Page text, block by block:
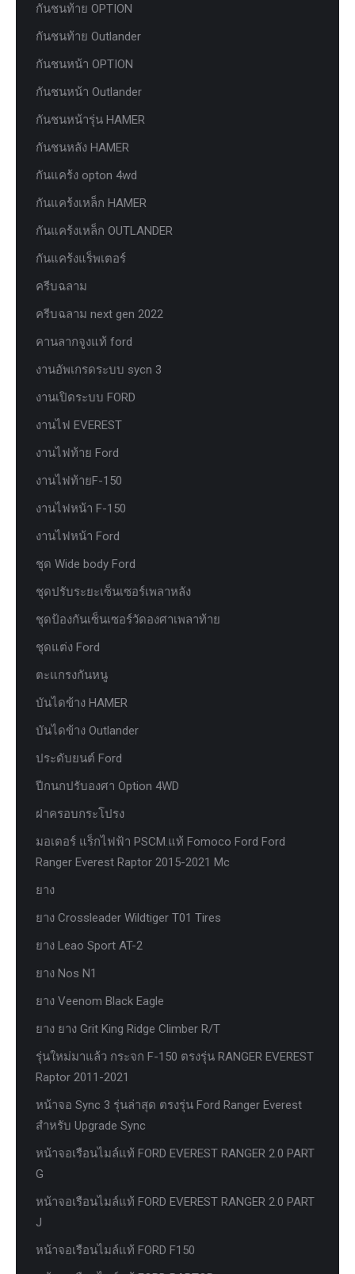
กันชนท้าย OPTION
กันชนท้าย Outlander
กันชนหน้า OPTION
กันชนหน้า Outlander
กันชนหน้ารุ่น HAMER
กันชนหลัง HAMER
กันแคร้ง opton 4wd
กันแคร้งเหล็ก HAMER
กันแคร้งเหล็ก OUTLANDER
กันแคร้งแร็พเตอร์
ครีบฉลาม
ครีบฉลาม next gen 2022
คานลากจูงแท้ ford
งานอัพเกรดระบบ sycn 3
งานเปิดระบบ FORD
งานไฟ EVEREST
งานไฟท้าย Ford
งานไฟท้ายF-150
งานไฟหน้า F-150
งานไฟหน้า Ford
ชุด Wide body Ford
ชุดปรับระยะเซ็นเซอร์เพลาหลัง
ชุดป้องกันเซ็นเซอร์วัดองศาเพลาท้าย
ชุดแต่ง Ford
ตะแกรงกันหนู
บันไดข้าง HAMER
บันไดข้าง Outlander
ประดับยนต์ Ford
ปีกนกปรับองศา Option 4WD
ฝาครอบกระโปรง
มอเตอร์ แร็กไฟฟ้า PSCM.แท้ Fomoco Ford Ford
Ranger Everest Raptor 2015-2021 Mc
ยาง
ยาง Crossleader Wildtiger T01 Tires
ยาง Leao Sport AT-2
ยาง Nos N1
ยาง Veenom Black Eagle
ยาง ยาง Grit King Ridge Climber R/T
รุ่นใหม่มาแล้ว กระจก F-150 ตรงรุ่น RANGER EVEREST
Raptor 2011-2021
หน้าจอ Sync 3 รุ่นล่าสุด ตรงรุ่น Ford Ranger Everest
สำหรับ Upgrade Sync
หน้าจอเรือนไมล์แท้ FORD EVEREST RANGER 2.0 PART
G
หน้าจอเรือนไมล์แท้ FORD EVEREST RANGER 2.0 PART
J
หน้าจอเรือนไมล์แท้ FORD F150